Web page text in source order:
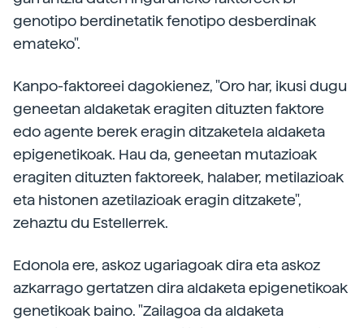
genotipo berdinetatik fenotipo desberdinak
emateko".
Kanpo-faktoreei dagokienez, "Oro har, ikusi dugu
geneetan aldaketak eragiten dituzten faktore
edo agente berek eragin ditzaketela aldaketa
epigenetikoak. Hau da, geneetan mutazioak
eragiten dituzten faktoreek, halaber, metilazioak
eta histonen azetilazioak eragin ditzakete",
zehaztu du Estellerrek.
Edonola ere, askoz ugariagoak dira eta askoz
azkarrago gertatzen dira aldaketa epigenetikoak
genetikoak baino. "Zailagoa da aldaketa